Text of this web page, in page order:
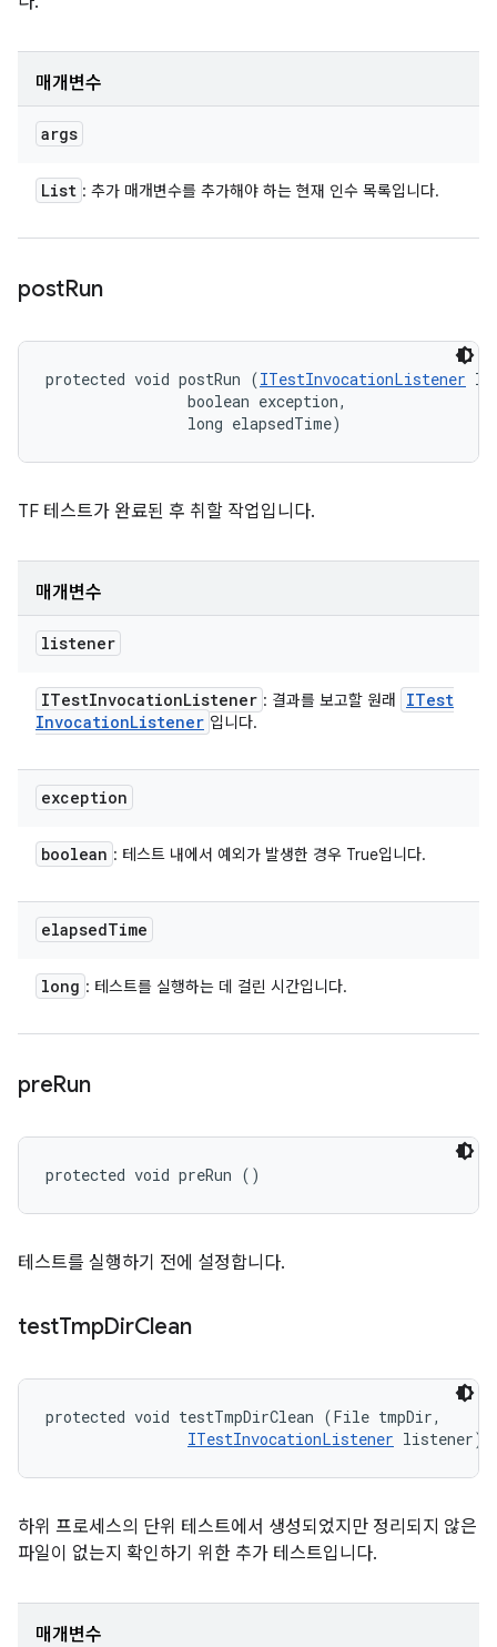
매개변수
args
List : 추가 매개변수를 추가해야 하는 현재 인수 목록입니다.
postRun
protected void postRun (ITestInvocationListener
                boolean exception,
                long elapsedTime)
TF 테스트가 완료된 후 취할 작업입니다.
매개변수
listener
ITestInvocationListener : 결과를 보고할 원래
ITest
InvocationListener 입니다.
exception
boolean : 테스트 내에서 예외가 발생한 경우 True입니다.
elapsedTime
long : 테스트를 실행하는 데 걸린 시간입니다.
preRun
protected void preRun ()
테스트를 실행하기 전에 설정합니다.
testTmpDirClean
protected void testTmpDirClean (File tmpDir,
ITestInvocationListener listener)
하위 프로세스의 단위 테스트에서 생성되었지만 정리되지 않은
파일이 없는지 확인하기 위한 추가 테스트입니다.
매개변수